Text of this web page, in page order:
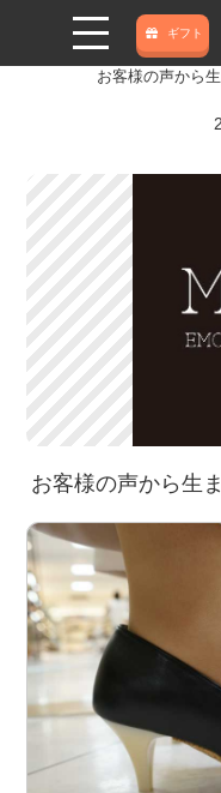
ギフト
お客様の声から
お客様の声から生